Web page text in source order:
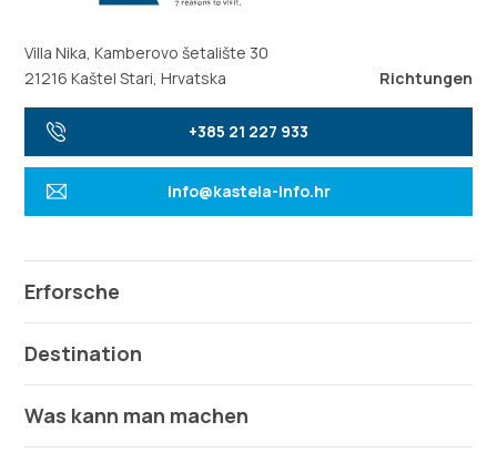
Villa Nika, Kamberovo šetalište 30
21216 Kaštel Stari, Hrvatska
Richtungen
+385 21 227 933
info@kastela-info.hr
Erforsche
Destination
Was kann man machen